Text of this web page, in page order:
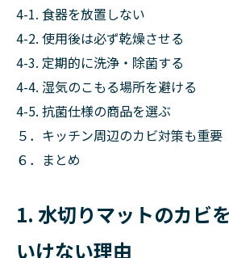
4-1. 食器を放置しない
4-2. 使用後は必ず乾燥させる
4-3. 定期的に洗浄・除菌する
4-4. 湿気のこもる場所を避ける
4-5. 抗菌仕様の商品を選ぶ
５．キッチン周辺のカビ対策も重要
６．まとめ
1. 水切りマットのカビ
いけない理由